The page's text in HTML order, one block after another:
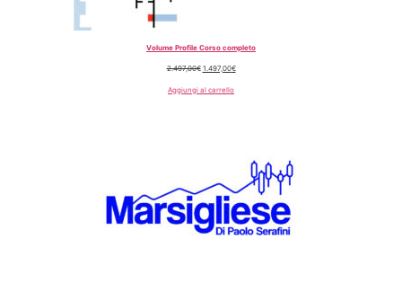
Volume Profile Corso completo
2.497,00€ 1.497,00€
Aggiungi al carrello